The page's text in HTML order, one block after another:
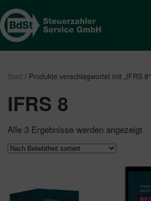
Start / Produkte verschlagwortet mit „IFRS 8“
IFRS 8
Alle 3 Ergebnisse werden angezeigt